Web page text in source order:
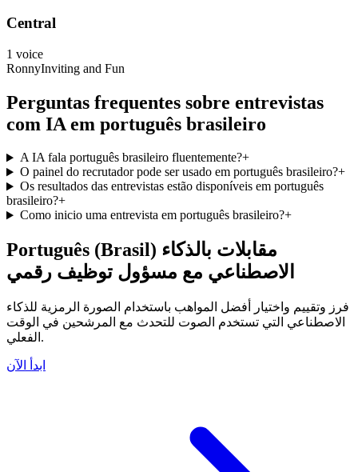
Central
1 voice
RonnyInviting and Fun
Perguntas frequentes sobre entrevistas
com IA em português brasileiro
A IA fala português brasileiro fluentemente?+
O painel do recrutador pode ser usado em português brasileiro?+
Os resultados das entrevistas estão disponíveis em português
brasileiro?+
Como inicio uma entrevista em português brasileiro?+
Português (Brasil) مقابلات بالذكاء
الاصطناعي مع مسؤول توظيف رقمي
فرز وتقييم واختيار أفضل المواهب باستخدام الصورة الرمزية للذكاء
الاصطناعي التي تستخدم الصوت للتحدث مع المرشحين في الوقت
الفعلي.
ابدأ الآن